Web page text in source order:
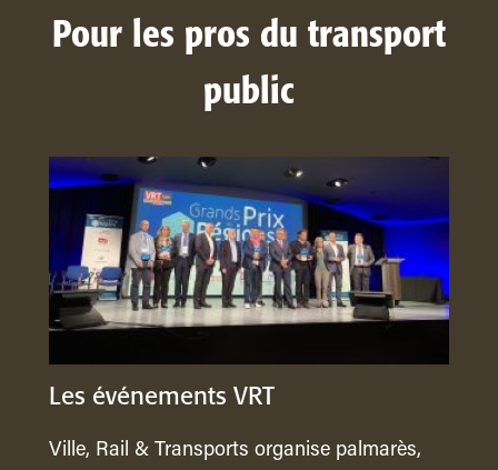
Pour les pros du transport
public
Les événements VRT
Ville, Rail & Transports organise palmarès,